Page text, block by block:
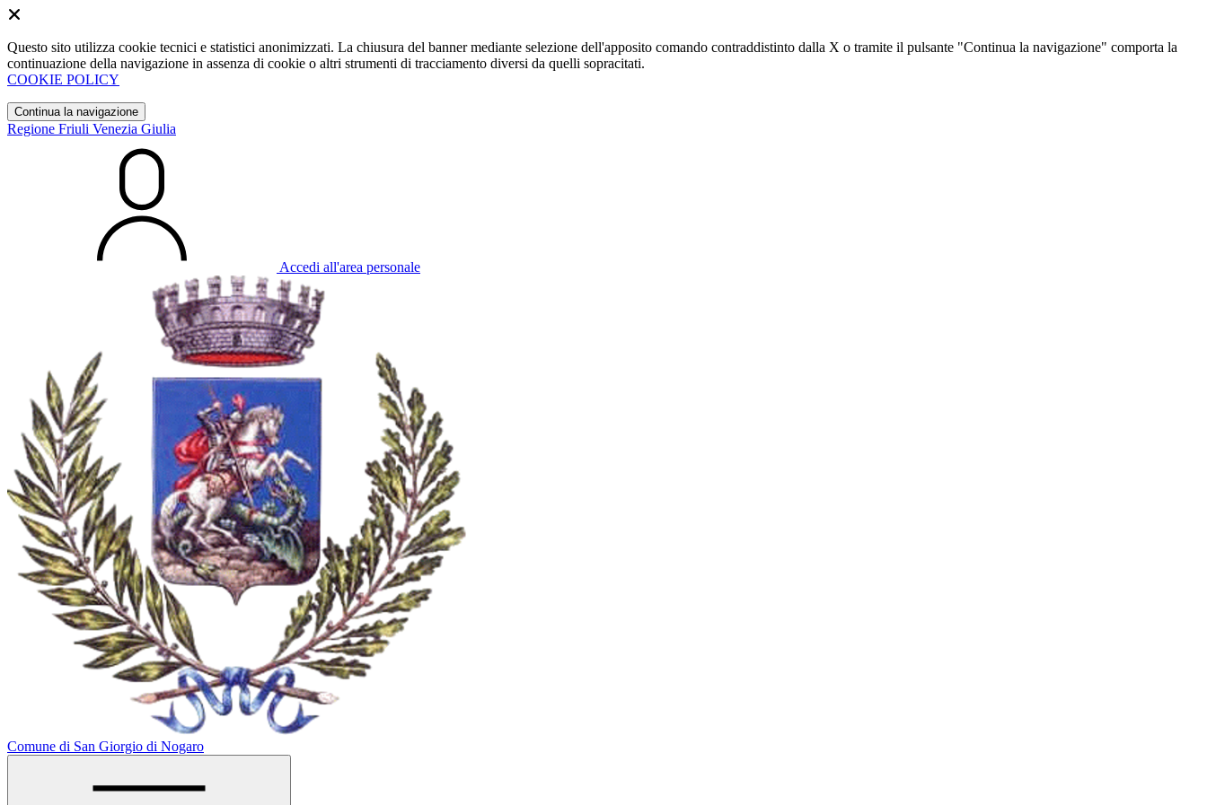
Questo sito utilizza cookie tecnici e statistici anonimizzati. La chiusura del banner mediante selezione dell'apposito comando contraddistinto dalla X o tramite il pulsante "Continua la navigazione" comporta la
continuazione della navigazione in assenza di cookie o altri strumenti di tracciamento diversi da quelli sopracitati.
COOKIE POLICY
Continua la navigazione
Regione Friuli Venezia Giulia
Accedi all'area personale
Comune di San Giorgio di Nogaro